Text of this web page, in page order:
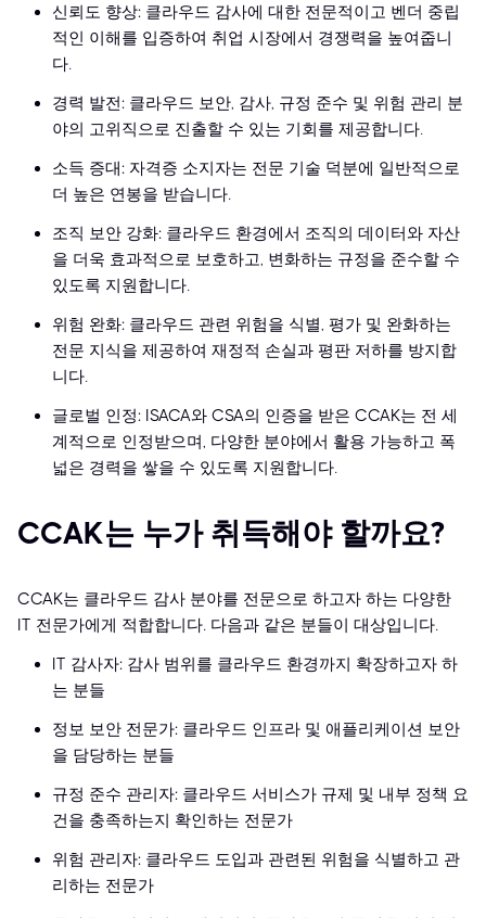
신뢰도 향상: 클라우드 감사에 대한 전문적이고 벤더 중립
적인 이해를 입증하여 취업 시장에서 경쟁력을 높여줍니
다.
경력 발전: 클라우드 보안, 감사, 규정 준수 및 위험 관리 분
야의 고위직으로 진출할 수 있는 기회를 제공합니다.
소득 증대: 자격증 소지자는 전문 기술 덕분에 일반적으로
더 높은 연봉을 받습니다.
조직 보안 강화: 클라우드 환경에서 조직의 데이터와 자산
을 더욱 효과적으로 보호하고, 변화하는 규정을 준수할 수
있도록 지원합니다.
위험 완화: 클라우드 관련 위험을 식별, 평가 및 완화하는
전문 지식을 제공하여 재정적 손실과 평판 저하를 방지합
니다.
글로벌 인정: ISACA와 CSA의 인증을 받은 CCAK는 전 세
계적으로 인정받으며, 다양한 분야에서 활용 가능하고 폭
넓은 경력을 쌓을 수 있도록 지원합니다.
CCAK는 누가 취득해야 할까요?
CCAK는 클라우드 감사 분야를 전문으로 하고자 하는 다양한
IT 전문가에게 적합합니다. 다음과 같은 분들이 대상입니다.
IT 감사자: 감사 범위를 클라우드 환경까지 확장하고자 하
는 분들
정보 보안 전문가: 클라우드 인프라 및 애플리케이션 보안
을 담당하는 분들
규정 준수 관리자: 클라우드 서비스가 규제 및 내부 정책 요
건을 충족하는지 확인하는 전문가
위험 관리자: 클라우드 도입과 관련된 위험을 식별하고 관
리하는 전문가